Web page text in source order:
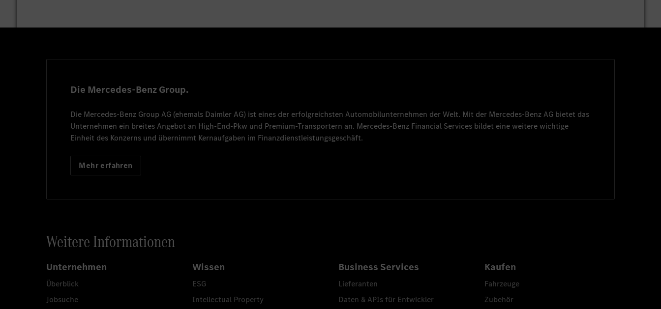
Die Mercedes-Benz Group.
Die Mercedes-Benz Group AG (ehemals Daimler AG) ist eines der erfolgreichsten Automobilunternehmen der Welt. Mit der Mercedes-Benz AG bietet das
Unternehmen ein breites Angebot an High-End-Pkw und Premium-Transportern an. Mercedes-Benz Financial Services bildet eine weitere wichtige
Einheit des Konzerns und übernimmt Kernaufgaben im Finanzdienstleistungsgeschäft.
Mehr erfahren
Weitere Informationen
Unternehmen
Überblick
Jobsuche
Wissen
ESG
Intellectual Property
Business Services
Lieferanten
Daten & APIs für Entwickler
Kaufen
Fahrzeuge
Zubehör